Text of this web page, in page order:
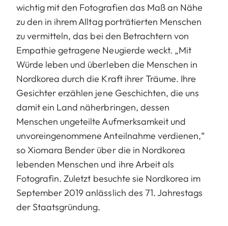
wichtig mit den Fotografien das Maß an Nähe
zu den in ihrem Alltag porträtierten Menschen
zu vermitteln, das bei den Betrachtern von
Empathie getragene Neugierde weckt. „Mit
Würde leben und überleben die Menschen in
Nordkorea durch die Kraft ihrer Träume. Ihre
Gesichter erzählen jene Geschichten, die uns
damit ein Land näherbringen, dessen
Menschen ungeteilte Aufmerksamkeit und
unvoreingenommene Anteilnahme verdienen,“
so Xiomara Bender über die in Nordkorea
lebenden Menschen und ihre Arbeit als
Fotografin. Zuletzt besuchte sie Nordkorea im
September 2019 anlässlich des 71. Jahrestags
der Staatsgründung.